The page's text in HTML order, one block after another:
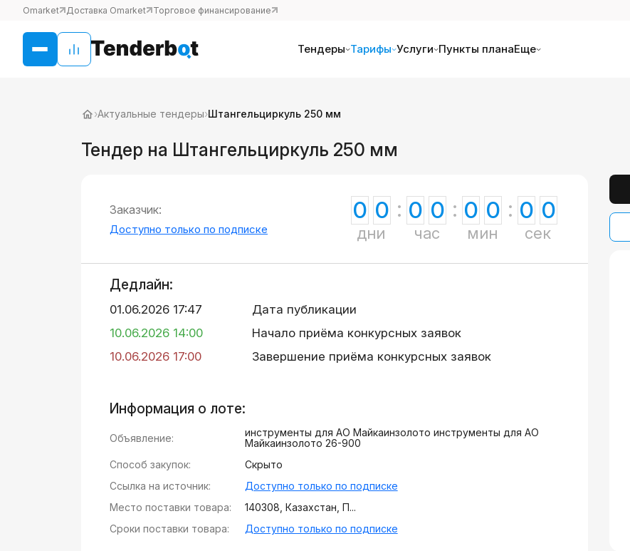
Omarket Доставка Omarket Торговое финансирование
Тендеры Тарифы Услуги Пункты планаЕще
›Актуальные тендеры›Штангельциркуль 250 мм
Тендер на Штангельциркуль 250 мм
Заказчик:
Доступно только по подписке
0 0
дни
0 0
час
0 0
мин
0 0
сек
Дедлайн:
01.06.2026 17:47
Дата публикации
10.06.2026 14:00
Начало приёма конкурсных заявок
10.06.2026 17:00
Завершение приёма конкурсных заявок
Информация о лоте:
Объявление:
инструменты для АО Майкаинзолото инструменты для АО
Майкаинзолото 26-900
Способ закупок:
Скрыто
Ссылка на источник:
Доступно только по подписке
Место поставки товара:
140308, Казахстан, П...
Сроки поставки товара:
Доступно только по подписке